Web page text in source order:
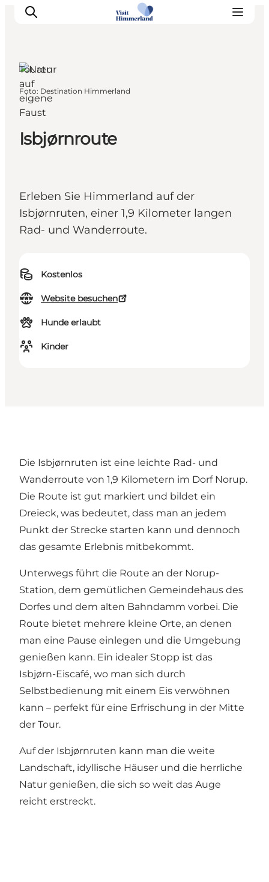
Erlebnisse
Natur
Städte und Orte
Das passiert
Isbjørnroute
Erleben Sie Himmerland auf der
Isbjørnruten, einer 1,9 Kilometer langen
Rad- und Wanderroute.
Kostenlos
Website besuchen
Hunde erlaubt
Kinder
Touren
auf
eigene
Faust
Foto: Destination Himmerland
Die Isbjørnruten ist eine leichte Rad- und
Wanderroute von 1,9 Kilometern im Dorf Norup.
Die Route ist gut markiert und bildet ein
Dreieck, was bedeutet, dass man an jedem
Punkt der Strecke starten kann und dennoch
das gesamte Erlebnis mitbekommt.
Unterwegs führt die Route an der Norup-
Station, dem gemütlichen Gemeindehaus des
Dorfes und dem alten Bahndamm vorbei. Die
Route bietet mehrere kleine Orte, an denen
man eine Pause einlegen und die Umgebung
genießen kann. Ein idealer Stopp ist das
Isbjørn-Eiscafé, wo man sich durch
Selbstbedienung mit einem Eis verwöhnen
kann – perfekt für eine Erfrischung in der Mitte
der Tour.
Auf der Isbjørnruten kann man die weite
Landschaft, idyllische Häuser und die herrliche
Natur genießen, die sich so weit das Auge
reicht erstreckt.